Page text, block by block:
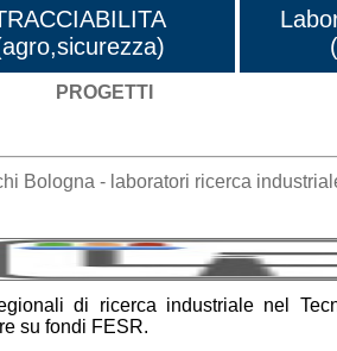
PROGETTI
Bologna - laboratori ricerca
di ricerca industriale nel
su fondi FESR.